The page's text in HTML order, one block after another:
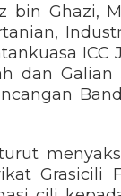
bin Ghazi,
ICC
dan Galian
Grasicili